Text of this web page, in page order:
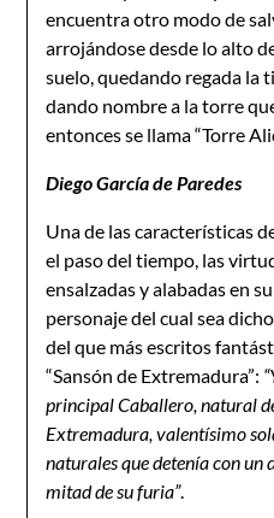
encuentra otro modo de
arrojándose desde lo alto
suelo, quedando regada la
dando nombre a la torre
entonces se llama “Torre
Diego García de Paredes
Una de las características
el paso del tiempo, las
ensalzadas y alabadas en
personaje del cual sea
del que más escritos
“Sansón de Extremadura”:
principal Caballero, natural
Extremadura, valentísimo
naturales que detenía con un
mitad de su furia”.